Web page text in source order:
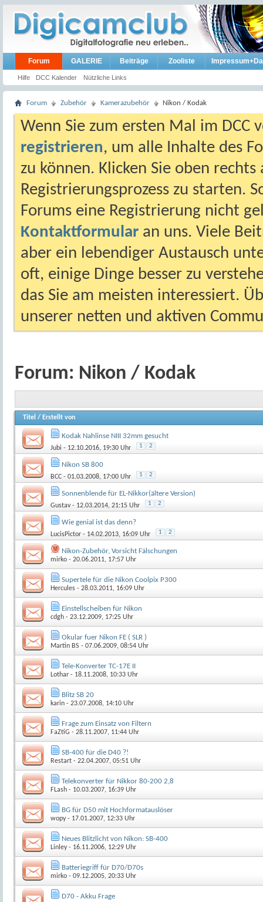
Forum
Hilfe DCC Kalender Nützliche Links
GALERIE Beiträge Zooliste
Forum Zubehör Kamerazubehör Nikon / Kodak
Wenn Sie zum ersten Mal im DCC
registrieren, um alle Inhalte des
zu können. Klicken Sie oben
Registrierungsprozess zu starten.
Forums eine Registrierung nicht
Kontaktformular an uns. Viele
aber ein lebendiger Austausch
oft, einige Dinge besser zu
das Sie am meisten interessiert.
unserer netten und aktiven
Forum: Nikon / Kodak
Titel / Erstellt von
Kodak Nahlinse NIII 32mm gesucht
Jubi - 12.10.2016, 19:30 Uhr 1 2
Nikon SB 800
BCC - 01.03.2008, 17:00 Uhr 1 2
Sonnenblende für EL-Nikkor(ältere Version)
Gustav- 12.03.2014, 21:15 Uhr 1 2
Wie genial ist das denn?
LucisPictor - 14.02.2013, 16:09 Uhr 1 2
Nikon-Zubehör, Vorsicht Fälschungen
mirko - 20.06.2011, 17:57 Uhr
Supertele für die Nikon Coolpix P300
Hercules - 28.03.2011, 16:09 Uhr
Einstellscheiben für Nikon
cdgh - 23.12.2009, 17:25 Uhr
Okular fuer Nikon FE ( SLR )
Martin BS - 07.06.2009, 08:54 Uhr
Tele-Konverter TC-17E II
Lothar - 18.11.2008, 10:33 Uhr
Blitz SB 20
karin - 23.07.2008, 14:10 Uhr
Frage zum Einsatz von Filtern
FaZtiG - 28.11.2007, 11:44 Uhr
SB-400 für die D40 ?!
Restart - 22.04.2007, 05:51 Uhr
Telekonverter für Nikkor 80-200 2,8
FLash - 10.03.2007, 16:39 Uhr
BG für D50 mit Hochformatauslöser
wopy- 17.01.2007, 12:33 Uhr
Neues Blitzlicht von Nikon: SB-400
Linley- 16.11.2006, 12:29 Uhr
Batteriegriff für D70/D70s
mirko - 09.12.2005, 20:33 Uhr
D70 - Akku Frage